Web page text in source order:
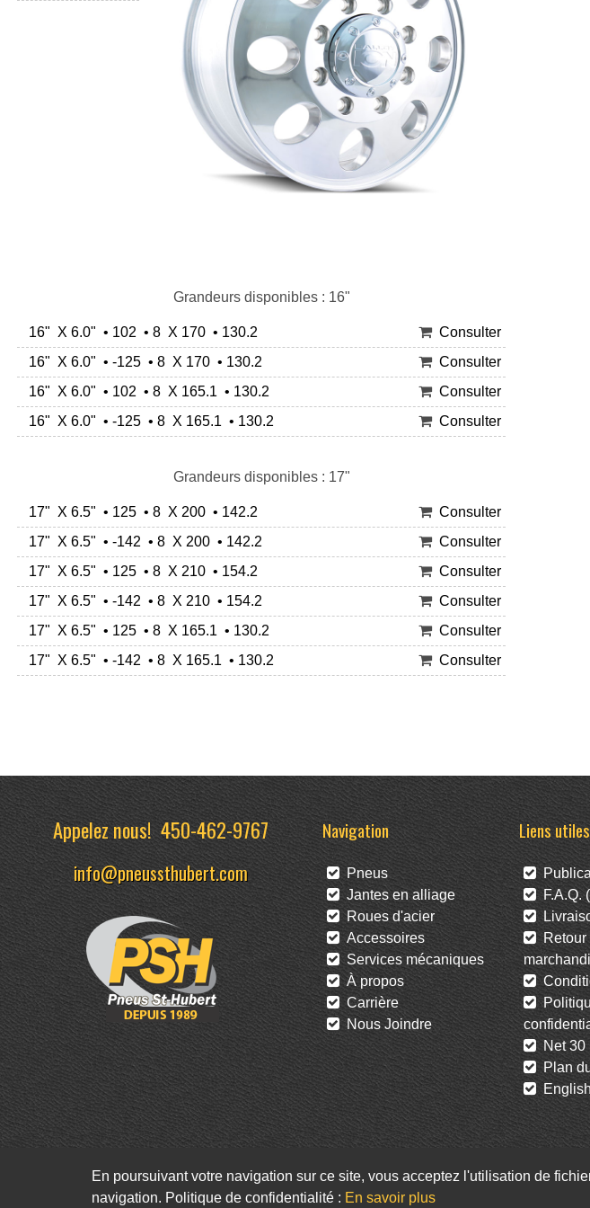
Grandeurs disponibles : 16"
16" X 6.0" • 102 • 8 X 170 • 130.2
Consulter
16" X 6.0" • -125 • 8 X 170 • 130.2
Consulter
16" X 6.0" • 102 • 8 X 165.1 • 130.2
Consulter
16" X 6.0" • -125 • 8 X 165.1 • 130.2
Consulter
Grandeurs disponibles : 17"
17" X 6.5" • 125 • 8 X 200 • 142.2
Consulter
17" X 6.5" • -142 • 8 X 200 • 142.2
Consulter
17" X 6.5" • 125 • 8 X 210 • 154.2
Consulter
17" X 6.5" • -142 • 8 X 210 • 154.2
Consulter
17" X 6.5" • 125 • 8 X 165.1 • 130.2
Consulter
17" X 6.5" • -142 • 8 X 165.1 • 130.2
Consulter
Appelez nous!450-462-9767
info@pneussthubert.com
Navigation
Pneus
Jantes en alliage
Roues d'acier
Accessoires
Services mécaniques
À propos
Carrière
Nous Joindre
Liens utiles
F.A.Q.
Retour
Net 30
Plan
Facebook
En poursuivant votre navigation sur ce site, vous acceptez l'utilisation de
navigation. Politique de confidentialité : En savoir plus